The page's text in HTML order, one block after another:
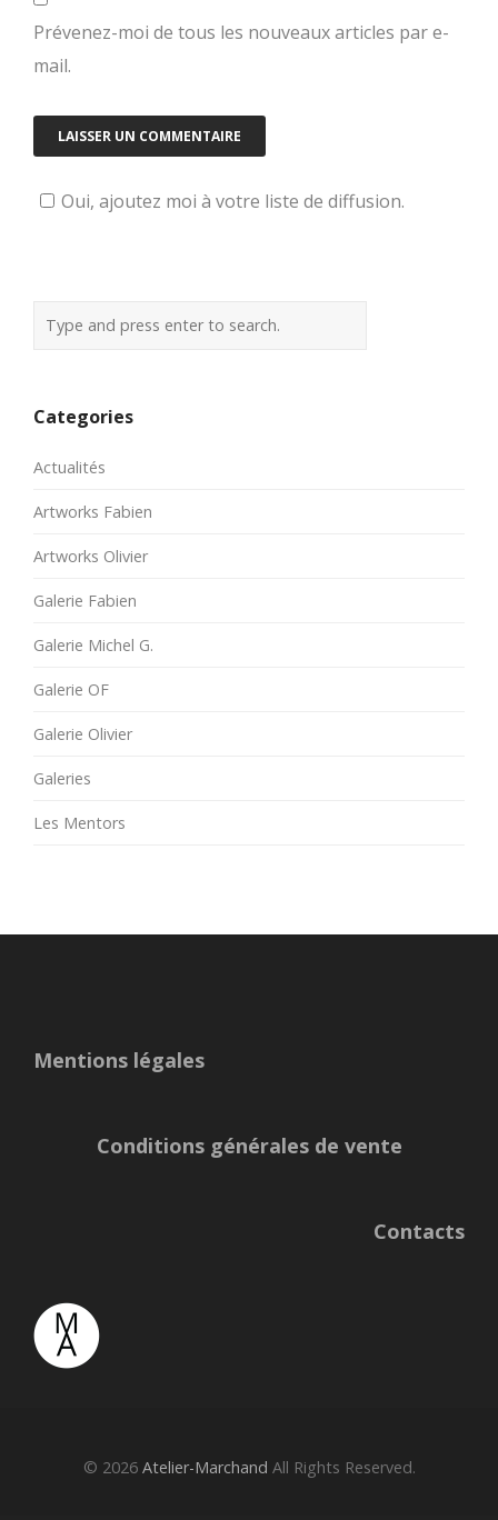
Prévenez-moi de tous les nouveaux articles par e-
mail.
Oui, ajoutez moi à votre liste de diffusion.
Categories
Actualités
Artworks Fabien
Artworks Olivier
Galerie Fabien
Galerie Michel G.
Galerie OF
Galerie Olivier
Galeries
Les Mentors
Mentions légales
Conditions générales de vente
Contacts
© 2026 Atelier-Marchand All Rights Reserved.